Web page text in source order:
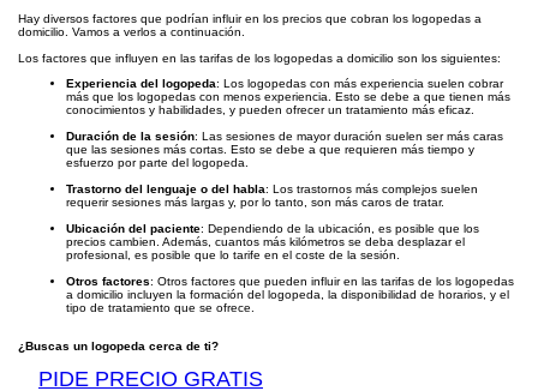
Hay diversos factores que podrían influir en los precios que cobran los logopedas a
domicilio. Vamos a verlos a continuación.
Los factores que influyen en las tarifas de los logopedas a domicilio son los siguientes:
Experiencia del logopeda: Los logopedas con más experiencia suelen cobrar
más que los logopedas con menos experiencia. Esto se debe a que tienen más
conocimientos y habilidades, y pueden ofrecer un tratamiento más eficaz.
Duración de la sesión: Las sesiones de mayor duración suelen ser más caras
que las sesiones más cortas. Esto se debe a que requieren más tiempo y
esfuerzo por parte del logopeda.
Trastorno del lenguaje o del habla: Los trastornos más complejos suelen
requerir sesiones más largas y, por lo tanto, son más caros de tratar.
Ubicación del paciente: Dependiendo de la ubicación, es posible que los
precios cambien. Además, cuantos más kilómetros se deba desplazar el
profesional, es posible que lo tarife en el coste de la sesión.
Otros factores: Otros factores que pueden influir en las tarifas de los logopedas
a domicilio incluyen la formación del logopeda, la disponibilidad de horarios, y el
tipo de tratamiento que se ofrece.
¿Buscas un logopeda cerca de ti?
PIDE PRECIO GRATIS